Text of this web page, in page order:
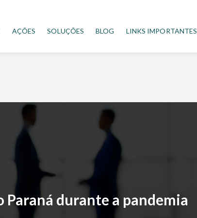
AÇÕES SOLUÇÕES BLOG LINKS IMPORTANTES
durante a pandemia